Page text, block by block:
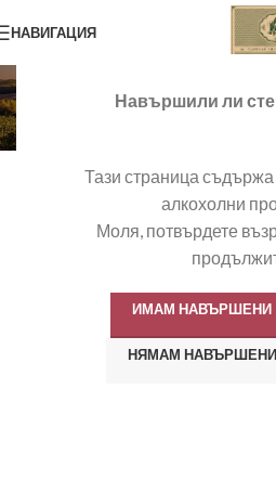
Навършили ли сте
Тази страница
алкохолни
Моля, потвърдете
ИМАМ НАВЪРШЕНИ
НЯМАМ НАВЪРШЕНИ
НАВИГАЦИЯ
[newsletter]